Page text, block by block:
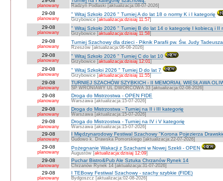
planowany Radzyń Podlaski [aktualizacja:08-07-2026]
29-08
planowany
" Witaj Szkoło 2026 " Turniej A do lat 18 o normy K i I kategorię
Grzybowice [aktualizacja:dzisiaj 11:57]
29-08
planowany
" Witaj Szkoło 2026 " Turniej B do lat 14 o kategorię I kobiecą i II
Grzybowice [aktualizacja:dzisiaj 11:58]
29-08
planowany
Turniej Szachowy dla dzieci - Piknik Parafii pw. Św. Judy
Rzeszów [aktualizacja:06-08-2026]
29-08
planowany
" Witaj Szkoło 2026 " Turniej C do lat 10
Grzybowice [aktualizacja:dzisiaj 12:01]
29-08
planowany
" Witaj Szkołoi 2026 " Turniej D do lat 7
Grzybowice [aktualizacja:dzisiaj 11:55]
29-08
planowany
TURNIEJ SZACHÓW SZYBKICH - II MEMORIAŁ WIESŁAWA
SP WRONIAWY UL DWORCOWA 33 [aktualizacja:02-08-2026]
29-08
planowany
Droga do Mistrzostwa - OPEN FIDE
Warszawa [aktualizacja:15-07-2026]
29-08
planowany
Droga do Mistrzostwa - Turniej na II i III kategorię
Warszawa [aktualizacja:15-07-2026]
29-08
planowany
Droga do Mistrzostwa - Turniej na IV i V kategorię
Warszawa [aktualizacja:15-07-2026]
29-08
planowany
I Międzynarodowy Festiwal Szachowy "Korona Pojezierza
Gudowo k. Drawska Pomorskiego [aktualizacja:22-07-2026]
29-08
planowany
Pożegnanie Wakacji z Szachami w Nowej Szekli - OPEN
Augustów [aktualizacja:dzisiaj 12:09]
29-08
planowany
Puchar Bistro&Pub Ale Sztuka Chrzanów Rynek 14
Chrzanów Rynek 14 [aktualizacja:31-07-2026]
29-08
planowany
I TEBowy Festiwal Szachowy - szachy szybkie (FIDE)
Bydgoszcz [aktualizacja:02-08-2026]